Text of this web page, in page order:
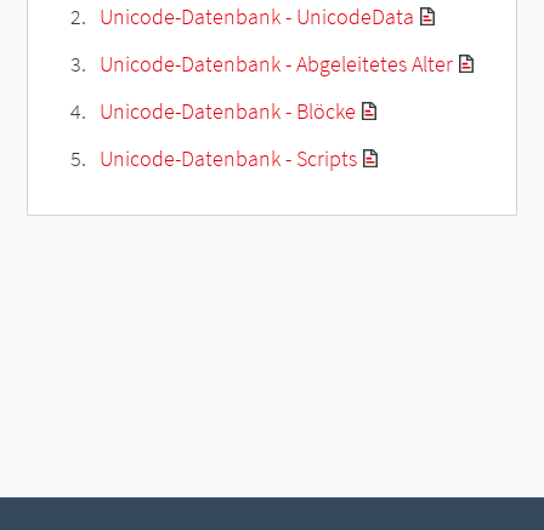
Unicode-Datenbank - UnicodeData
Unicode-Datenbank - Abgeleitetes Alter
Unicode-Datenbank - Blöcke
Unicode-Datenbank - Scripts